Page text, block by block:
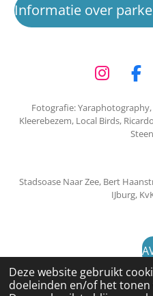
Deze website gebruikt
doeleinden en/of het
Informatie over
I
s
t
r
F
c
e
o
k
Fotografie:
Kleerebezem, Local Birds,
Stadsoase Naar Zee, Bert
IJburg,
© 2023 - 2026 Stadsoase
Powered byJouwWeb